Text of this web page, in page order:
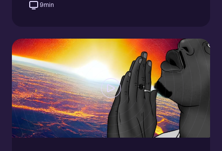
9min